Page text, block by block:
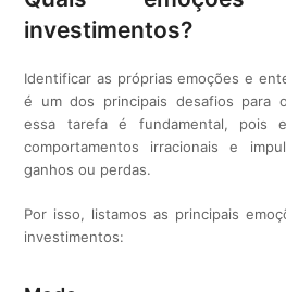
investimentos?
Identificar as próprias emoções e
é um dos principais desafios para
essa tarefa é fundamental, pois
comportamentos irracionais e
ganhos ou perdas.
Por isso, listamos as principais
investimentos: